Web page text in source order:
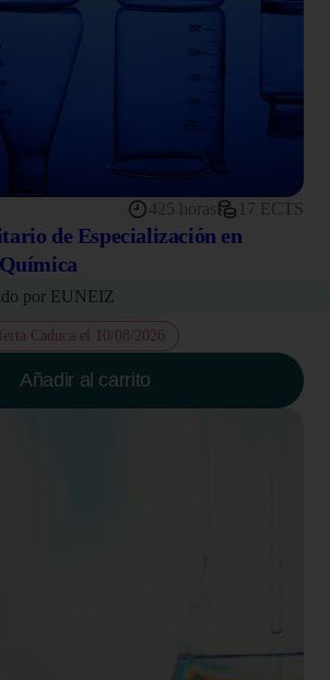
425 horas 17 ECTS
de Especialización en
por EUNEIZ
Caduca el 10/08/2026
Añadir al carrito